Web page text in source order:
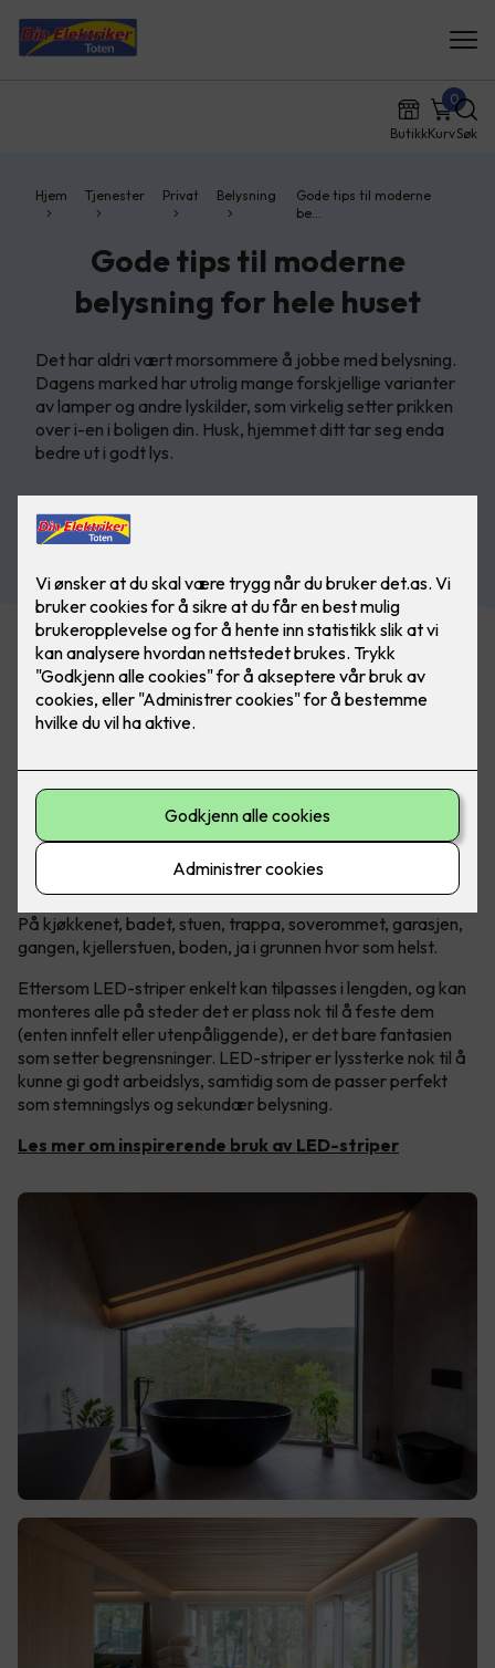
ButikkKurv
0
Søk
Hjem Tjenester Privat Belysning
Gode tips til moderne
be…
Gode tips til moderne
belysning for hele huset
Det har aldri vært morsommere å jobbe med belysning.
Dagens marked har utrolig mange forskjellige varianter
av lamper og andre lyskilder, som virkelig setter prikken
over i-en i boligen din. Husk, hjemmet ditt tar seg enda
bedre ut i godt lys.
Uendelige muligheter med LED-
striper!
Lang levetid, lavt strømforbruk og lav varmeutvikling, gjør
LED-lyskilder svært allsidige. Det gjelder kanskje mest av
alt når man snakker om LED-striper.
Hvor passer LED-striper?
På kjøkkenet, badet, stuen, trappa, soverommet, garasjen,
gangen, kjellerstuen, boden, ja i grunnen hvor som helst.
Ettersom LED-striper enkelt kan tilpasses i lengden, og kan
monteres alle på steder det er plass nok til å feste dem
(enten innfelt eller utenpåliggende), er det bare fantasien
som setter begrensninger. LED-striper er lyssterke nok til å
kunne gi godt arbeidslys, samtidig som de passer perfekt
som stemningslys og sekundær belysning.
Les mer om inspirerende bruk av LED-striper